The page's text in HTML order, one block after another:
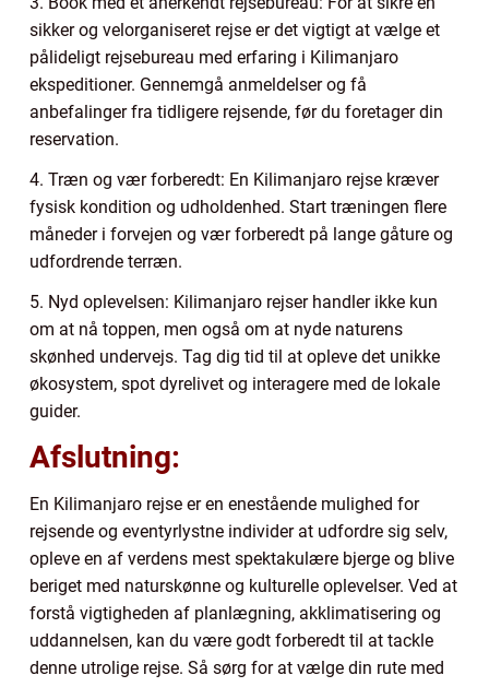
sikker og velorganiseret rejse er det vigtigt at vælge et
pålideligt rejsebureau med erfaring i Kilimanjaro
ekspeditioner. Gennemgå anmeldelser og få
anbefalinger fra tidligere rejsende, før du foretager din
reservation.
4. Træn og vær forberedt: En Kilimanjaro rejse kræver
fysisk kondition og udholdenhed. Start træningen flere
måneder i forvejen og vær forberedt på lange gåture og
udfordrende terræn.
5. Nyd oplevelsen: Kilimanjaro rejser handler ikke kun
om at nå toppen, men også om at nyde naturens
skønhed undervejs. Tag dig tid til at opleve det unikke
økosystem, spot dyrelivet og interagere med de lokale
guider.
Afslutning:
En Kilimanjaro rejse er en enestående mulighed for
rejsende og eventyrlystne individer at udfordre sig selv,
opleve en af verdens mest spektakulære bjerge og blive
beriget med naturskønne og kulturelle oplevelser. Ved at
forstå vigtigheden af planlægning, akklimatisering og
uddannelsen, kan du være godt forberedt til at tackle
denne utrolige rejse. Så sørg for at vælge din rute med